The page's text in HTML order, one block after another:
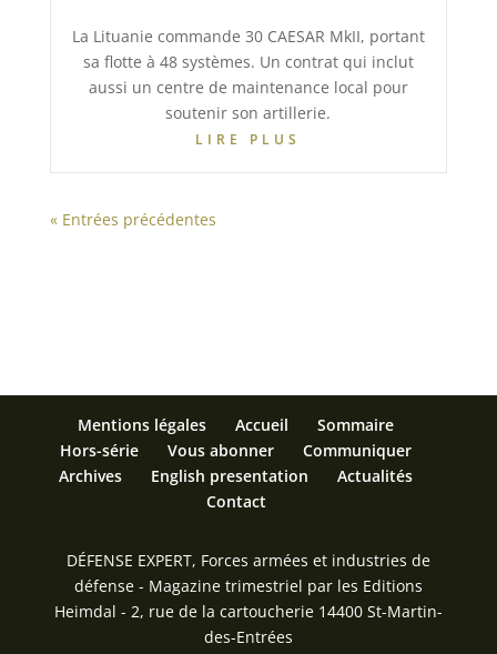
La Lituanie commande 30 CAESAR MkII, portant
sa flotte à 48 systèmes. Un contrat qui inclut
aussi un centre de maintenance local pour
soutenir son artillerie.
LIRE PLUS
« Entrées précédentes
Mentions légales Accueil
Sommaire
Hors-série
Vous abonner
Communiquer
Archives
English presentation
Actualités
Contact
DÉFENSE EXPERT, Forces armées et industries de
défense - Magazine trimestriel par les Editions
Heimdal - 2, rue de la cartoucherie 14400 St-Martin-
des-Entrées